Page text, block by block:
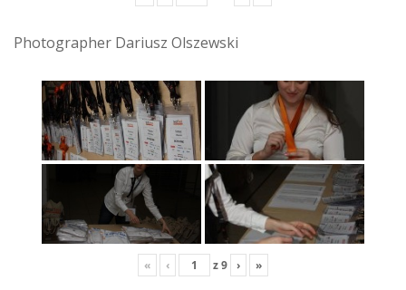
Photographer Dariusz Olszewski
« ‹ z9 › »